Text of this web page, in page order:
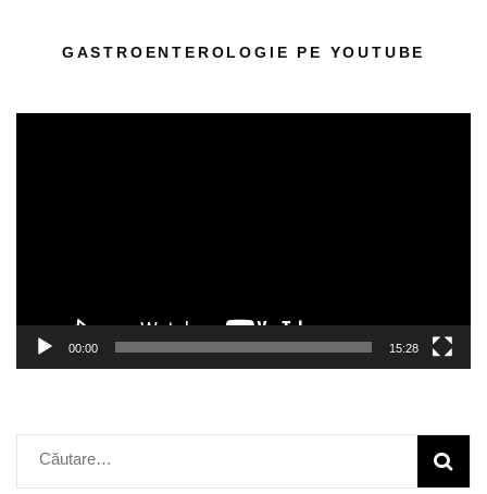
GASTROENTEROLOGIE PE YOUTUBE
00:00 15:28
Caută
după: